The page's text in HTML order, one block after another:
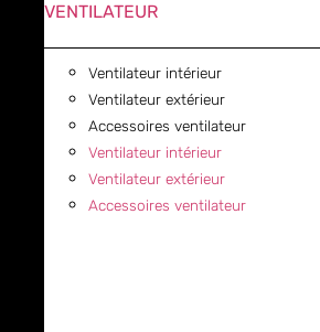
VENTILATEUR
Ventilateur intérieur
Ventilateur extérieur
Accessoires ventilateur
Ventilateur intérieur
Ventilateur extérieur
Accessoires ventilateur